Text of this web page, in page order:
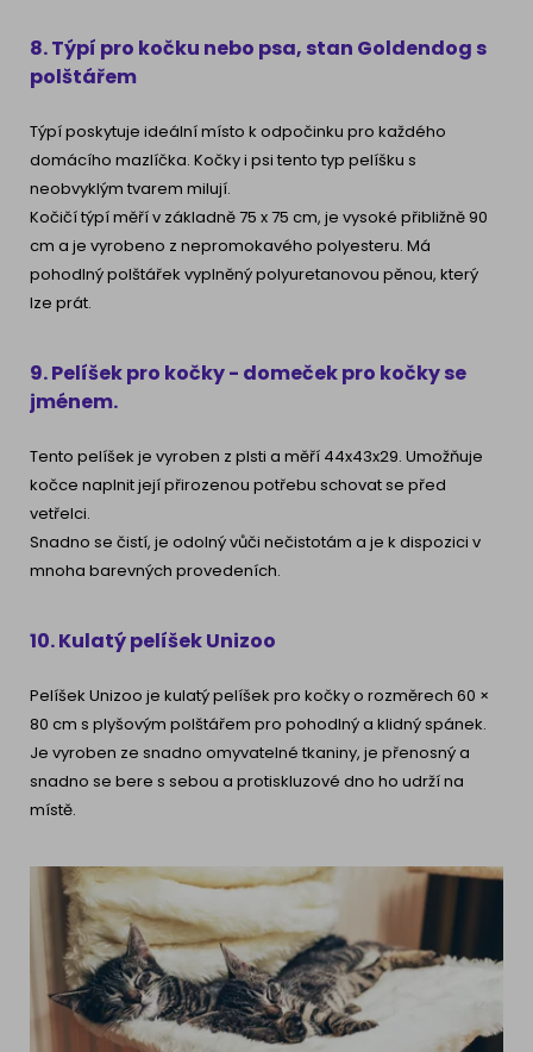
8. Týpí pro kočku nebo psa, stan Goldendog s
polštářem
Týpí poskytuje ideální místo k odpočinku pro každého
domácího mazlíčka. Kočky i psi tento typ pelíšku s
neobvyklým tvarem milují.
Kočičí týpí měří v základně 75 x 75 cm, je vysoké přibližně 90
cm a je vyrobeno z nepromokavého polyesteru. Má
pohodlný polštářek vyplněný polyuretanovou pěnou, který
lze prát.
9. Pelíšek pro kočky - domeček pro kočky se
jménem.
Tento pelíšek je vyroben z plsti a měří 44x43x29. Umožňuje
kočce naplnit její přirozenou potřebu schovat se před
vetřelci.
Snadno se čistí, je odolný vůči nečistotám a je k dispozici v
mnoha barevných provedeních.
10. Kulatý pelíšek Unizoo
Pelíšek Unizoo je kulatý pelíšek pro kočky o rozměrech 60 ×
80 cm s plyšovým polštářem pro pohodlný a klidný spánek.
Je vyroben ze snadno omyvatelné tkaniny, je přenosný a
snadno se bere s sebou a protiskluzové dno ho udrží na
místě.